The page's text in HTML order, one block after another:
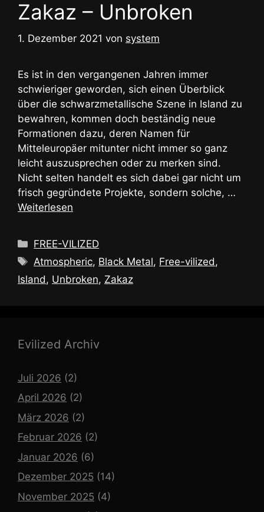
Zakaz – Unbroken
1. Dezember 2021 von system
Es ist in den vergangenen Jahren immer
schwieriger geworden, sich einen Überblick
über die schwarzmetallische Szene in Island zu
bewahren, kommen doch beständig neue
Formationen dazu, deren Namen für
Mitteleuropäer mitunter nicht immer so ganz
leicht auszusprechen oder zu merken sind.
Nicht selten handelt es sich dabei gar nicht um
frisch gegründete Projekte, sondern solche, …
Weiterlesen
Kategorien
FREE-VILIZED
Schlagwörter
Atmospheric, Black Metal, Free-vilized,
Island, Unbroken, Zakaz
Evilized Archiv
Juli 2026 (2)
April 2026 (2)
März 2026 (2)
Februar 2026 (2)
Januar 2026 (6)
Dezember 2025 (14)
November 2025 (4)